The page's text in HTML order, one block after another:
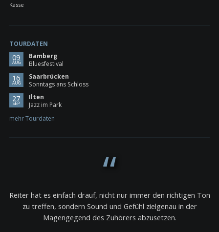
Kasse
TOURDATEN
09
AUG
Bamberg
Bluesfestival
16
AUG
Saarbrücken
Sonntags ans Schloss
27
SEP
Ilten
Jazz im Park
mehr Tourdaten
Reiter hat es einfach drauf, nicht nur immer den richtigen Ton
zu treffen, sondern Sound und Gefühl zielgenau in der
Magengegend des Zuhörers abzusetzen.